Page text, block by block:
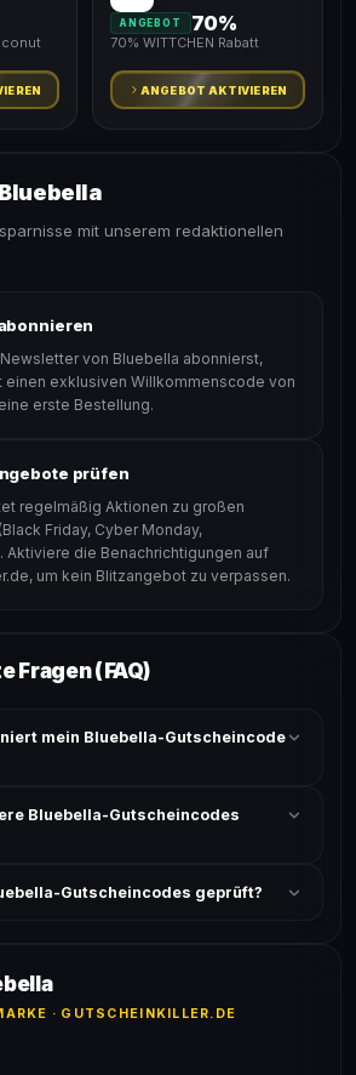
ANGEBOT 70%
70% WITTCHEN Rabatt
ANGEBOT AKTIVIEREN
mit unserem redaktionellen
von Bluebella abonnierst,
einen exklusiven Willkommenscode von
erste Bestellung.
prüfen
regelmäßig Aktionen zu großen
Friday, Cyber Monday,
Aktiviere die Benachrichtigungen auf
um kein Blitzangebot zu verpassen.
Fragen (FAQ)
mein Bluebella-Gutscheincode
nicht für bereits reduzierte Artikel
findest du unter „Details".
Bluebella-Gutscheincodes
mehrerer Codes ist meist
Gutscheincodes geprüft?
bei jedem Angebot angezeigt.
· GUTSCHEINKILLER.DE